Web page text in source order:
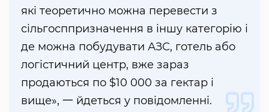
які теоретично можна перевести з
сільгосппризначення в іншу категорію і
де можна побудувати АЗС, готель або
логістичний центр, вже зараз
продаються по $10 000 за гектар і
вище», 一 йдеться у повідомленні.